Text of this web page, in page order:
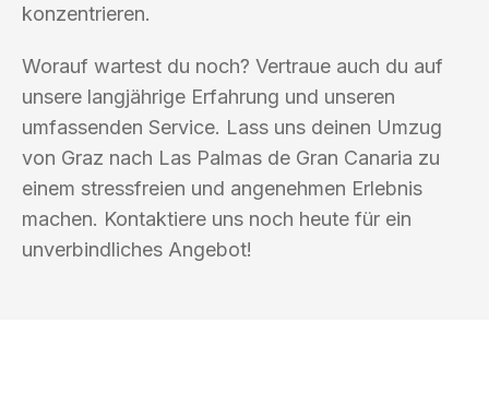
konzentrieren.
Worauf wartest du noch? Vertraue auch du auf
unsere langjährige Erfahrung und unseren
umfassenden Service. Lass uns deinen Umzug
von Graz nach Las Palmas de Gran Canaria zu
einem stressfreien und angenehmen Erlebnis
machen. Kontaktiere uns noch heute für ein
unverbindliches Angebot!